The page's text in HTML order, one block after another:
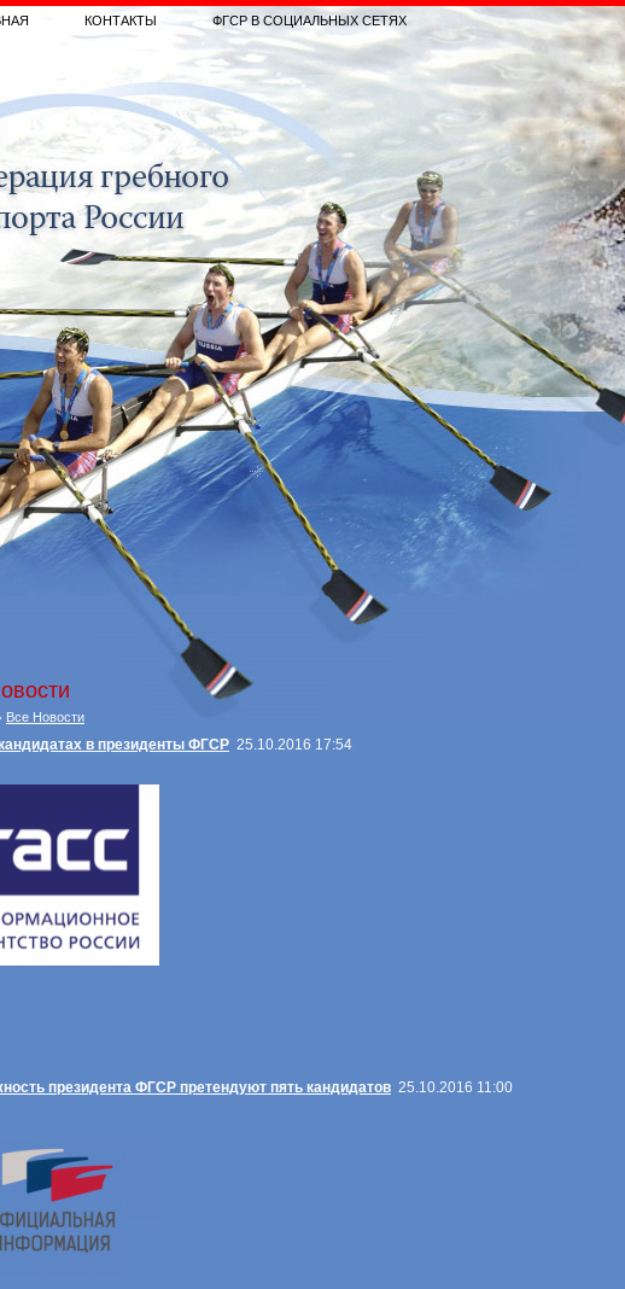
КОНТАКТЫ ФГСР В СОЦИАЛЬНЫХ СЕТЯХ
Все Новости
в президенты ФГСР 25.10.2016 17:54
президента ФГСР претендуют пять кандидатов 25.10.2016 11:00